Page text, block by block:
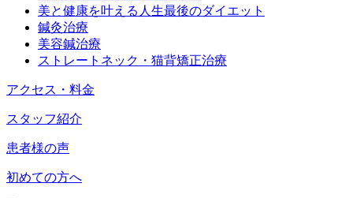
美と健康を叶える人生最後のダイエット
鍼灸治療
美容鍼治療
ストレートネック・猫背矯正治療
アクセス・料金
スタッフ紹介
患者様の声
初めての方へ